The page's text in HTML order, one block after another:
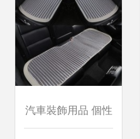
汽車裝飾用品 個性